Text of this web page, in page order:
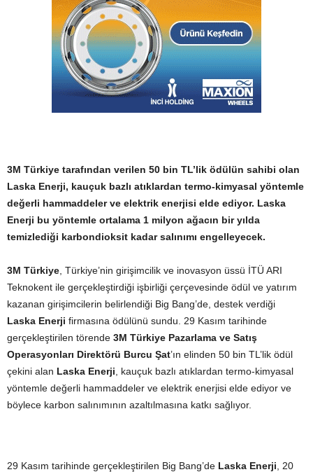
3M Türkiye tarafından verilen 50 bin TL’lik ödülün sahibi olan
Laska Enerji, kauçuk bazlı atıklardan termo-kimyasal yöntemle
değerli hammaddeler ve elektrik enerjisi elde ediyor. Laska
Enerji bu yöntemle ortalama 1 milyon ağacın bir yılda
temizlediği karbondioksit kadar salınımı engelleyecek.
3M Türkiye , Türkiye’nin girişimcilik ve inovasyon üssü İTÜ ARI
Teknokent ile gerçekleştirdiği işbirliği çerçevesinde ödül ve yatırım
kazanan girişimcilerin belirlendiği Big Bang’de, destek verdiği
Laska Enerji firmasına ödülünü sundu. 29 Kasım tarihinde
gerçekleştirilen törende 3M Türkiye Pazarlama ve Satış
Operasyonları Direktörü Burcu Şat’ın elinden 50 bin TL’lik ödül
çekini alan Laska Enerji , kauçuk bazlı atıklardan termo-kimyasal
yöntemle değerli hammaddeler ve elektrik enerjisi elde ediyor ve
böylece karbon salınımının azaltılmasına katkı sağlıyor.
29 Kasım tarihinde gerçekleştirilen Big Bang’de Laska Enerji , 20